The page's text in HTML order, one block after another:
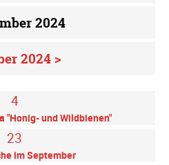
2024
2024 >
4
"Honig- und Wildbienen"
23
im September